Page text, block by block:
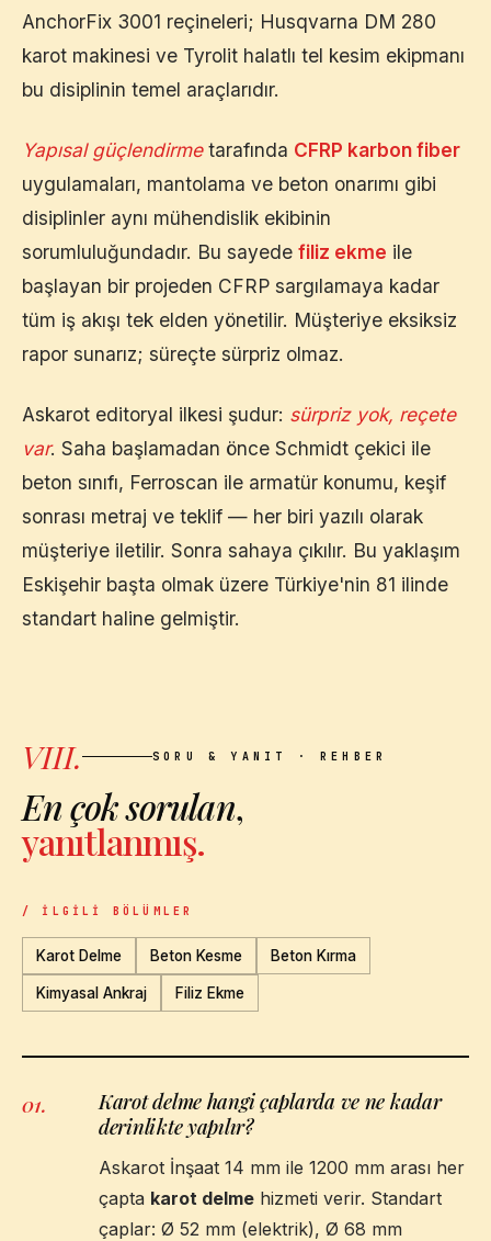
AnchorFix 3001 reçineleri; Husqvarna DM 280
karot makinesi ve Tyrolit halatlı tel kesim ekipmanı
bu disiplinin temel araçlarıdır.
Yapısal güçlendirmetarafında CFRP karbon fiber
uygulamaları, mantolama ve beton onarımı gibi
disiplinler aynı mühendislik ekibinin
sorumluluğundadır. Bu sayede filiz ekme ile
başlayan bir projeden CFRP sargılamaya kadar
tüm iş akışı tek elden yönetilir. Müşteriye eksiksiz
rapor sunarız; süreçte sürpriz olmaz.
Askarot editoryal ilkesi şudur: sürpriz yok, reçete
var. Saha başlamadan önce Schmidt çekici ile
beton sınıfı, Ferroscan ile armatür konumu, keşif
sonrası metraj ve teklif — her biri yazılı olarak
müşteriye iletilir. Sonra sahaya çıkılır. Bu yaklaşım
Eskişehir başta olmak üzere Türkiye'nin 81 ilinde
standart haline gelmiştir.
VIII. SORU & YANIT · REHBER
En çok sorulan,
yanıtlanmış.
/ İLGILI BÖLÜMLER
Karot Delme Beton Kesme Beton Kırma
Kimyasal Ankraj Filiz Ekme
01.
Karot delme hangi çaplarda ve ne kadar
derinlikte yapılır?
Askarot İnşaat 14 mm ile 1200 mm arası her
çapta karot delme hizmeti verir. Standart
çaplar: Ø 52 mm (elektrik), Ø 68 mm